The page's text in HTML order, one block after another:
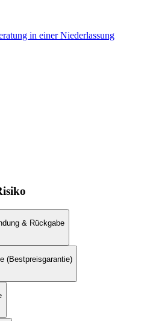
in einer Niederlassung
& Rückgabe
(Bestpreisgarantie)